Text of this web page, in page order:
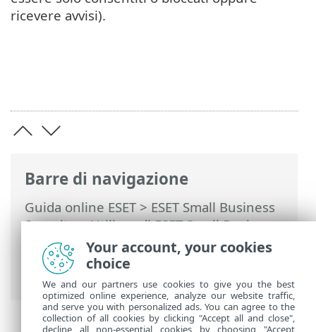
Barre di navigazione
Guida online ESET>ESET Small Business
Security>Utilizzo di ESET Small Business
Security
>Configurazione avanzata>
Protezioni>Controllo dispositivi
dispositivi
ricevere avvisi).
Your account, your cookies
choice
We and our partners use cookies to give you the best
optimized online experience, analyze our website traffic,
and serve you with personalized ads. You can agree to the
collection of all cookies by clicking "Accept all and close",
decline all non-essential cookies by choosing "Accept